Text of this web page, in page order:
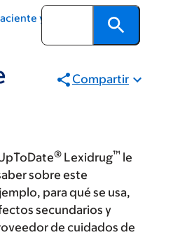
y la comunidad
Compartir
® Lexidrug™ le
sobre este
para qué se usa,
secundarios y
de cuidados de